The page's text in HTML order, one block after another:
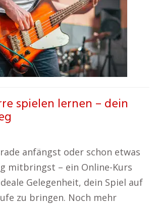
spielen lernen – dein
anfängst oder schon etwas
mitbringst – ein Online-Kurs
Gelegenheit, dein Spiel auf
zu bringen. Noch mehr